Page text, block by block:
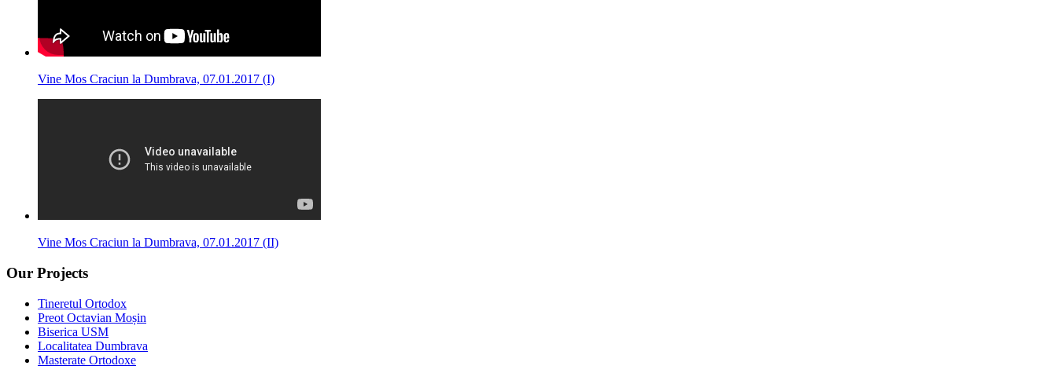
Vine Mos Craciun la Dumbrava, 07.01.2017 (I)
Vine Mos Craciun la Dumbrava, 07.01.2017 (II)
Our Projects
Tineretul Ortodox
Preot Octavian Moșin
Biserica USM
Localitatea Dumbrava
Masterate Ortodoxe